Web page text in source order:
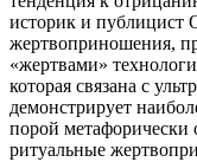
историк и публицист
жертвоприношения,
«жертвами»
которая связана с
демонстрирует
порой метафорически
ритуальные